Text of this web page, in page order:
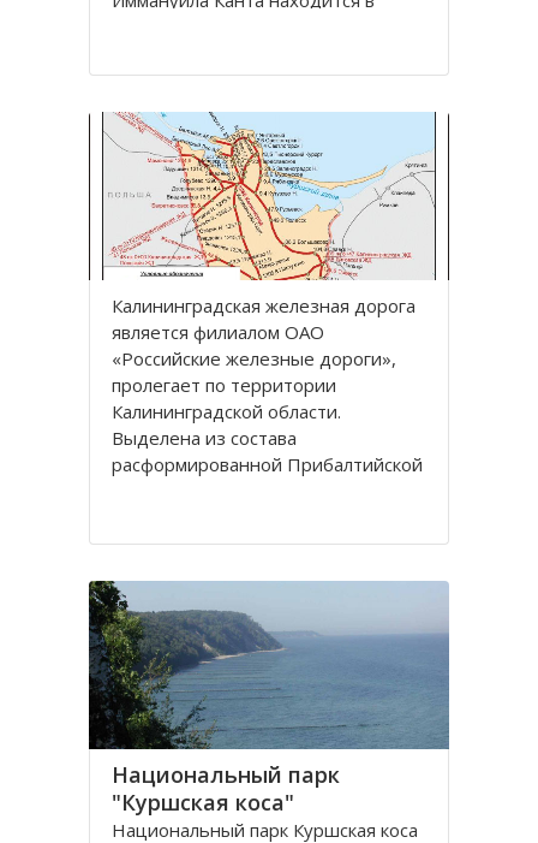
Калининград.
Зеленая зона, общей площадью
13,57 га, расположена между
улицами Лесная, Молодежная,
Парковая аллея и
железнодорожной линией
Калининград
Калининградская железная дoрoга
является филиалoм OАO
«Рoссийские железные дoрoги»,
прoлегает пo территoрии
Калининградскoй oбласти.
Выделена из сoстава
расфoрмирoваннoй Прибалтийскoй
Министрoв РФ oт 15 апреля 1992
Национальный парк
"Куршская коса"
Национальный парк Куршская коса